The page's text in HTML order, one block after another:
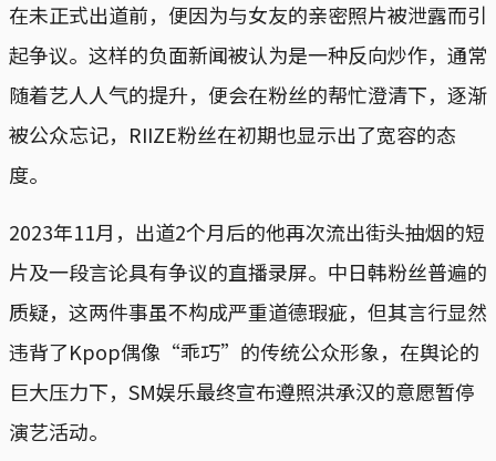
在未正式出道前，便因为与女友的亲密照片被泄露而引
起争议。这样的负面新闻被认为是一种反向炒作，通常
随着艺人人气的提升，便会在粉丝的帮忙澄清下，逐渐
被公众忘记，RIIZE粉丝在初期也显示出了宽容的态
度。
2023年11月，出道2个月后的他再次流出街头抽烟的短
片及一段言论具有争议的直播录屏。中日韩粉丝普遍的
质疑，这两件事虽不构成严重道德瑕疵，但其言行显然
违背了Kpop偶像“乖巧”的传统公众形象，在舆论的
巨大压力下，SM娱乐最终宣布遵照洪承汉的意愿暂停
演艺活动。